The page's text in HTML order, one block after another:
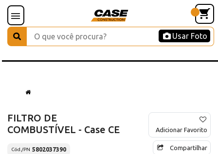
Usar Foto
FILTRO DE
COMBUSTÍVEL - Case CE
Cód./PN 5802037390
Adicionar Favorito
Compartilhar